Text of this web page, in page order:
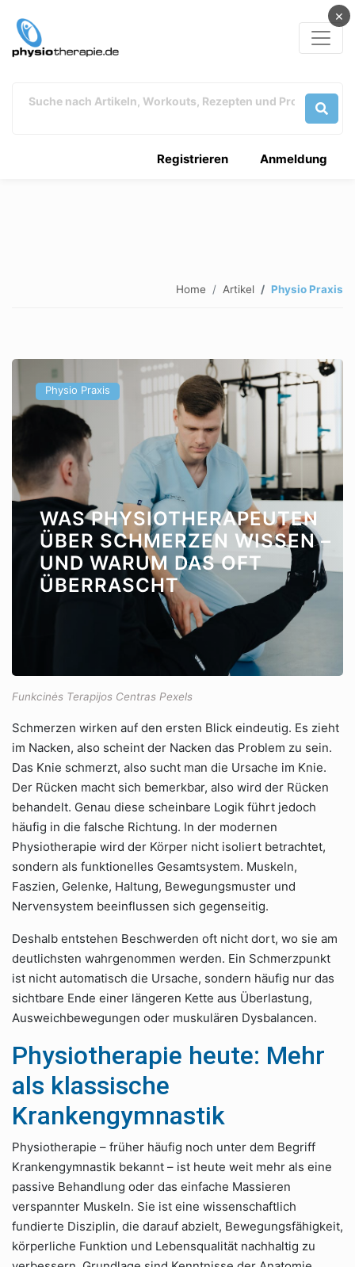
Anmeldung
Registrieren
Home Artikel Physio Praxis
Physio Praxis
WAS PHYSIOTHERAPEUTEN
ÜBER SCHMERZEN WISSEN –
UND WARUM DAS OFT
ÜBERRASCHT
Funkcinės Terapijos Centras Pexels
Schmerzen wirken auf den ersten Blick eindeutig. Es zieht
im Nacken, also scheint der Nacken das Problem zu sein.
Das Knie schmerzt, also sucht man die Ursache im Knie.
Der Rücken macht sich bemerkbar, also wird der Rücken
behandelt. Genau diese scheinbare Logik führt jedoch
häufig in die falsche Richtung. In der modernen
Physiotherapie wird der Körper nicht isoliert betrachtet,
sondern als funktionelles Gesamtsystem. Muskeln,
Faszien, Gelenke, Haltung, Bewegungsmuster und
Nervensystem beeinflussen sich gegenseitig.
Deshalb entstehen Beschwerden oft nicht dort, wo sie am
deutlichsten wahrgenommen werden. Ein Schmerzpunkt
ist nicht automatisch die Ursache, sondern häufig nur das
sichtbare Ende einer längeren Kette aus Überlastung,
Ausweichbewegungen oder muskulären Dysbalancen.
Physiotherapie heute: Mehr
als klassische
Krankengymnastik
Physiotherapie – früher häufig noch unter dem Begriff
Krankengymnastik bekannt – ist heute weit mehr als eine
passive Behandlung oder das einfache Massieren
verspannter Muskeln. Sie ist eine wissenschaftlich
fundierte Disziplin, die darauf abzielt, Bewegungsfähigkeit,
körperliche Funktion und Lebensqualität nachhaltig zu
×